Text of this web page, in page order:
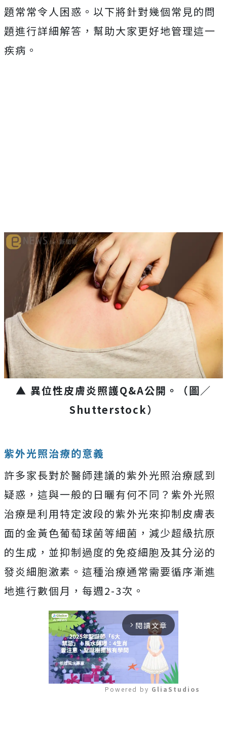
題常常令人困惑。以下將針對幾個常見的問
題進行詳細解答，幫助大家更好地管理這一
疾病。
▲ 異位性皮膚炎照護Q&A公開。（圖／
Shutterstock）
紫外光照治療的意義
許多家長對於醫師建議的紫外光照治療感到
疑惑，這與一般的日曬有何不同？紫外光照
治療是利用特定波段的紫外光來抑制皮膚表
面的金黃色葡萄球菌等細菌，減少超級抗原
的生成，並抑制過度的免疫細胞及其分泌的
發炎細胞激素。這種治療通常需要循序漸進
地進行數個月，每週2-3次。
arrow_forward_ios 閱讀文章
Powered by GliaStudios